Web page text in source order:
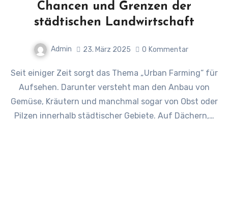
Chancen und Grenzen der
städtischen Landwirtschaft
Admin 23. März 2025 0 Kommentar
Seit einiger Zeit sorgt das Thema „Urban Farming“ für
Aufsehen. Darunter versteht man den Anbau von
Gemüse, Kräutern und manchmal sogar von Obst oder
Pilzen innerhalb städtischer Gebiete. Auf Dächern,…